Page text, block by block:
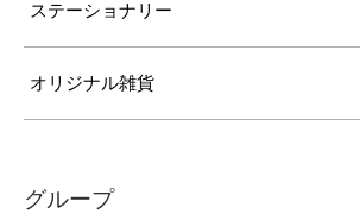
ステーショナリー
オリジナル雑貨
グループ